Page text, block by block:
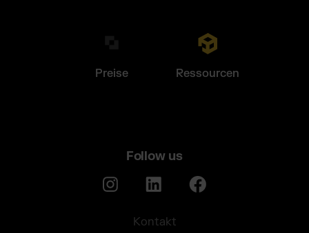
Preise Ressourcen
Follow us
Kontakt